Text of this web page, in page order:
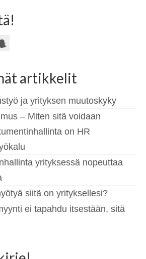
artikkelit
ja yrityksen muutoskyky
– Miten sitä voidaan
on HR
yrityksessä nopeuttaa
siitä on yrityksellesi?
ei tapahdu itsestään, sitä